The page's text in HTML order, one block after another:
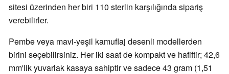
sitesi üzerinden her biri 110 sterlin karşılığında sipariş
verebilirler.
Pembe veya mavi-yeşil kamuflaj desenli modellerden
birini seçebilirsiniz. Her iki saat de kompakt ve hafiftir; 42,6
mm'lik yuvarlak kasaya sahiptir ve sadece 43 gram (1,51